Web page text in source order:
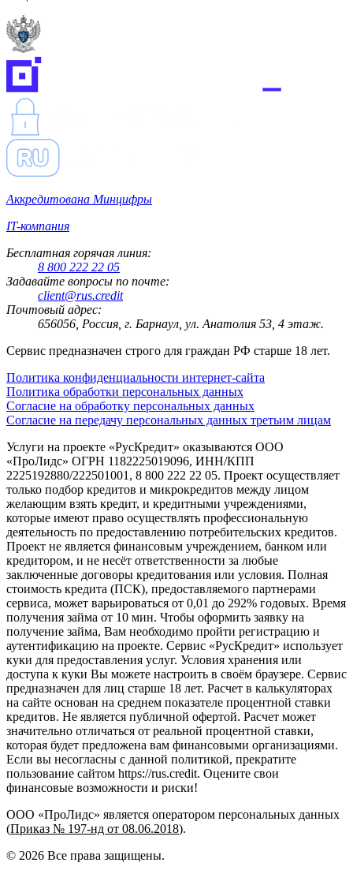
Аккредитована Минцифры
IT-компания
Бесплатная горячая линия:
8 800 222 22 05
Задавайте вопросы по почте:
client@rus.credit
Почтовый адрес:
656056, Россия, г. Барнаул, ул. Анатолия 53, 4 этаж.
Сервис предназначен строго для граждан РФ старше 18 лет.
Политика конфиденциальности интернет-сайта
Политика обработки персональных данных
Согласие на обработку персональных данных
Согласие на передачу персональных данных третьим лицам
Услуги на проекте «РусКредит» оказываются ООО
«ПроЛидс» ОГРН 1182225019096, ИНН/КПП
2225192880/222501001, 8 800 222 22 05. Проект осуществляет
только подбор кредитов и микрокредитов между лицом
желающим взять кредит, и кредитными учреждениями,
которые имеют право осуществлять профессиональную
деятельность по предоставлению потребительских кредитов.
Проект не является финансовым учреждением, банком или
кредитором, и не несёт ответственности за любые
заключенные договоры кредитования или условия. Полная
стоимость кредита (ПСК), предоставляемого партнерами
сервиса, может варьироваться от 0,01 до 292% годовых. Время
получения займа от 10 мин. Чтобы оформить заявку на
получение займа, Вам необходимо пройти регистрацию и
аутентификацию на проекте. Сервис «РусКредит» использует
куки для предоставления услуг. Условия хранения или
доступа к куки Вы можете настроить в своём браузере. Сервис
предназначен для лиц старше 18 лет. Расчет в калькуляторах
на сайте основан на среднем показателе процентной ставки
кредитов. Не является публичной офертой. Расчет может
значительно отличаться от реальной процентной ставки,
которая будет предложена вам финансовыми организациями.
Если вы несогласны с данной политикой, прекратите
пользование сайтом https://rus.credit. Оцените свои
финансовые возможности и риски!
ООО «ПроЛидс» является оператором персональных данных
(Приказ № 197-нд от 08.06.2018).
© 2026 Все права защищены.